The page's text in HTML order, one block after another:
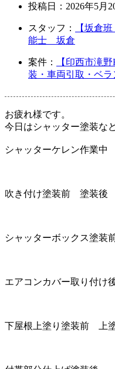
投稿日： 2026年5月
スタッフ：
【坂倉
能士 坂倉
案件：
【印西市滝
装・車両引取・ベ
お疲れ様です。
今日はシャッター塗装な
シャッターケレン作業中
吹き付け塗装前 塗装後
シャッターボックス塗
エアコンカバー取り付け
下屋根上塗り塗装前 上